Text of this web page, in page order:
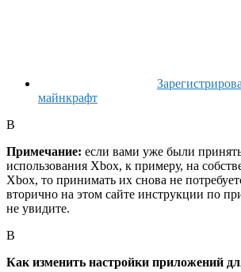
майнкрафт
В
Примечание: если вами уже были
использования Xbox, к примеру, на
Xbox, то принимать их снова не
вторично на этом сайте инструкции по
не увидите.
В
Как изменить настройки приложений